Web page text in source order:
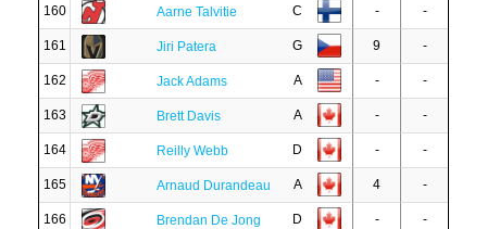
160 Aarne Talvitie C - -
161 Jiri Patera G 9 -
162 Jack Adams A - -
163 Brett Davis A - -
164 Reilly Webb D - -
165 Arnaud Durandeau A 4 -
166 Brendan De Jong D - -